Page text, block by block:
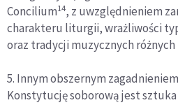
Concilium14, z uwzględnieniem
charakteru liturgii, wrażliwości
oraz tradycji muzycznych
5. Innym obszernym
Konstytucję soborową jest